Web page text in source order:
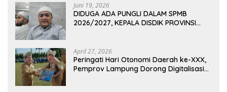
Juni 19, 2026
DIDUGA ADA PUNGLI DALAM SPMB
2026/2027, KEPALA DISDIK PROVINSI
April 27, 2026
Peringati Hari Otonomi Daerah ke-XXX,
Pemprov Lampung Dorong Digitalisasi